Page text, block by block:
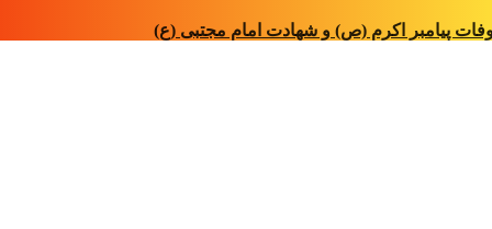
پیامبر اکرم (ص) و شهادت امام مجتبی (ع)